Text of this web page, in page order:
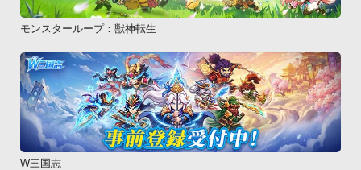
モンスターループ：獣神転生
W三国志